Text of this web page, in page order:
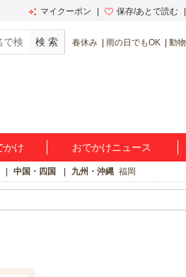
マイクーポン 保存/あとで読む
春休み 雨の日でもOK 動
かけ おでかけニュース
中国・四国 九州・沖縄 福岡